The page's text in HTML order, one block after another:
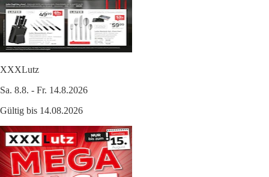
XXXLutz
Sa. 8.8. - Fr. 14.8.2026
Gültig bis 14.08.2026